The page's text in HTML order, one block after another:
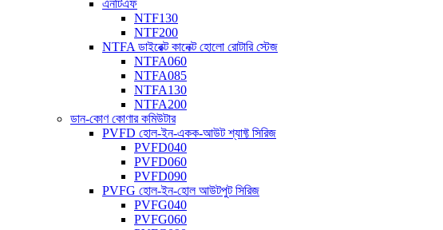
এনটিএফ
NTF130
NTF200
NTFA ডাইরেক্ট কানেক্ট হোলো রোটারি স্টেজ
NTFA060
NTFA085
NTFA130
NTFA200
ডান-কোণ কোণার কমিউটার
PVFD হোল-ইন-একক-আউট শ্যাফ্ট সিরিজ
PVFD040
PVFD060
PVFD090
PVFG হোল-ইন-হোল আউটপুট সিরিজ
PVFG040
PVFG060